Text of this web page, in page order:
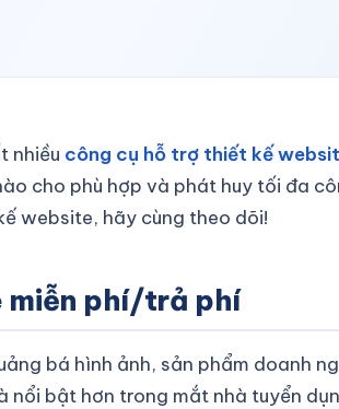
nhiều công cụ hỗ trợ thiết kế
cho phù hợp và phát huy tối đa
website, hãy cùng theo dõi!
miễn phí/trả phí
bá hình ảnh, sản phẩm doanh
bật hơn trong mắt nhà tuyển